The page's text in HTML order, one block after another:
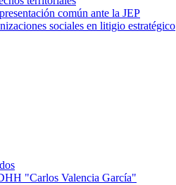
común ante la JEP
sociales en litigio estratégico
"Carlos Valencia García"